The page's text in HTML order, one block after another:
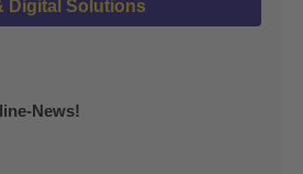
Digital Solutions
News!